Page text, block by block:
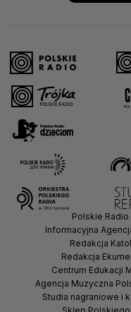
Polskie Radio
Informacyjna
Redakcja
Redakcja
Centrum Edukacji
Agencja Muzyczna
Studia nagraniowe i